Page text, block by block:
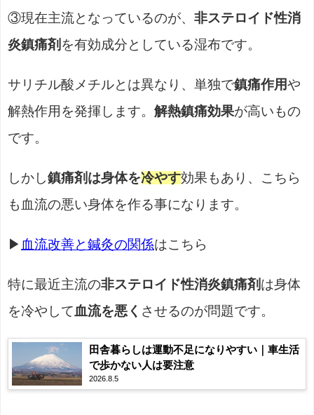
③現在主流となっているのが、 非ステロイド性消
炎鎮痛剤 を有効成分としている湿布です。
サリチル酸メチルとは異なり、単独で鎮痛作用や
解熱作用を発揮します。 解熱鎮痛効果が高いもの
です。
しかし鎮痛剤は身体を冷やす効果もあり、こちら
も血流の悪い身体を作る事になります。
▶ 血流改善と鍼灸の関係はこちら
特に最近主流の非ステロイド性消炎鎮痛剤 は身体
を冷やして 血流を悪く させるのが問題です。
田舎暮らしは運動不足になりやすい｜車生活
で歩かない人は要注意
2026.8.5